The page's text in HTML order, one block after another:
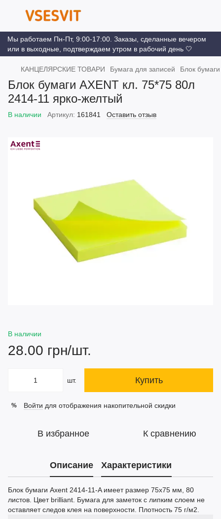
Мы работаем Пн-Пт, 9:00-17:00. Заказы, сделанные вечером
или в выходные, подтверждаем утром в рабочий день 🤍
КАНЦЕЛЯРСКИЕ ТОВАРИ Бумага для записей Блок
Блок бумаги AXENT кл. 75*75 80л
2414-11 ярко-желтый
В наличии Артикул: 161841 Оставить отзыв
В наличии
28.00 грн/шт.
шт. Купить
% Войти для отображения накопительной скидки
В избранное К сравнению
Описание Характеристики
Блок бумаги Axent 2414-11-A имеет размер 75х75 мм, 80
листов. Цвет brilliant. Бумага для заметок с липким слоем не
оставляет следов клея на поверхности. Плотность 75 г/м2.